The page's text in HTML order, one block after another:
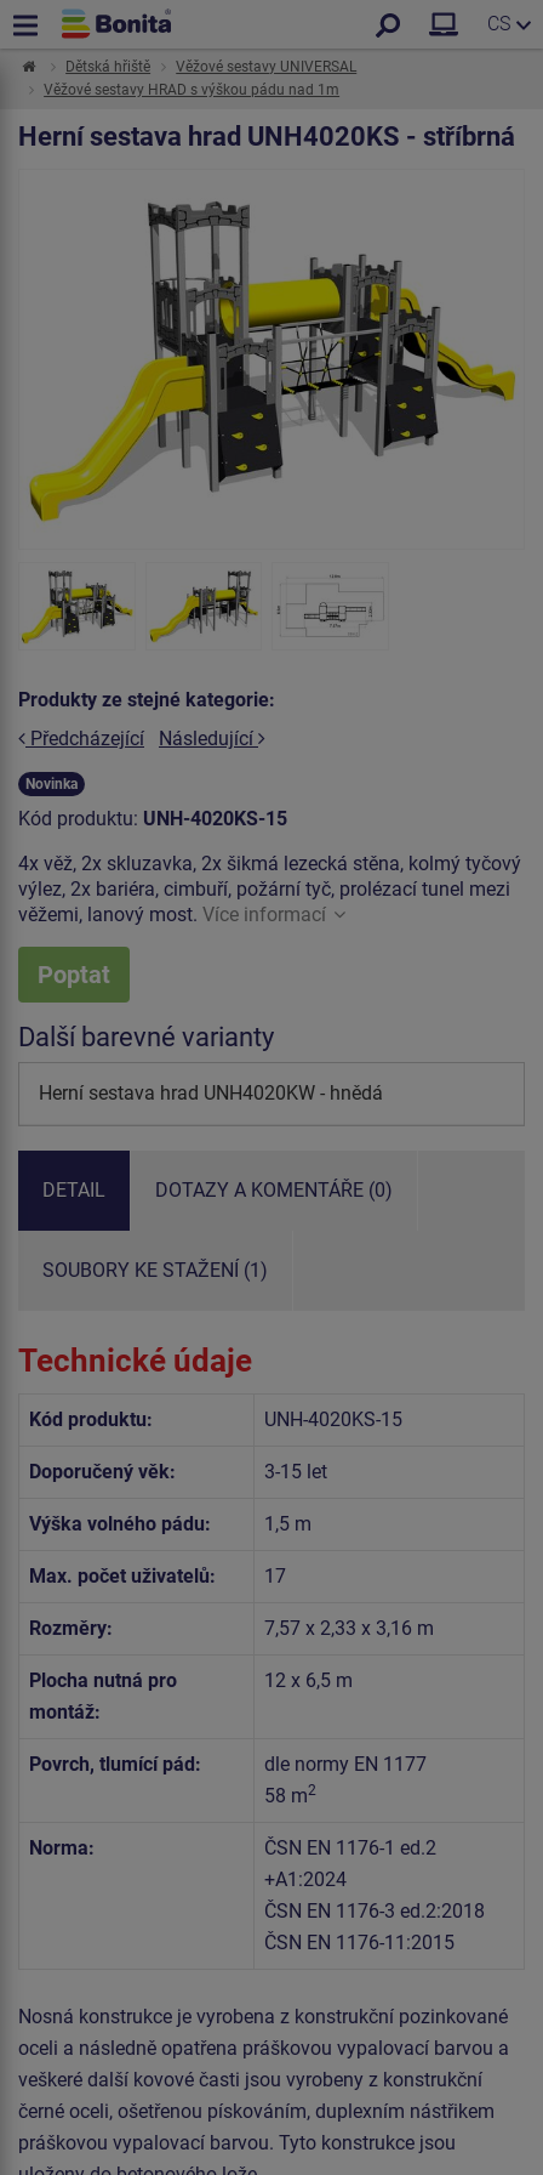
CS
Dětská hřiště
Věžové sestavy UNIVERSAL
Věžové sestavy HRAD s výškou pádu nad 1m
Herní sestava hrad UNH4020KS - stříbrná
Produkty ze stejné kategorie:
Předcházející
Následující
Novinka
Kód produktu: UNH-4020KS-15
4x věž, 2x skluzavka, 2x šikmá lezecká stěna, kolmý tyčový
výlez, 2x bariéra, cimbuří, požární tyč, prolézací tunel mezi
věžemi, lanový most. Více informací
Poptat
Další barevné varianty
Herní sestava hrad UNH4020KW - hnědá
DETAIL DOTAZY A KOMENTÁŘE (0)
SOUBORY KE STAŽENÍ (1)
Technické údaje
Kód produktu: UNH-4020KS-15
Doporučený věk: 3-15 let
Výška volného pádu: 1,5 m
Max. počet uživatelů: 17
Rozměry: 7,57 x 2,33 x 3,16 m
Plocha nutná pro
montáž:
12 x 6,5 m
Povrch, tlumící pád:
dle normy EN 1177
58 m2
Norma:
ČSN EN 1176-1 ed.2
+A1:2024
ČSN EN 1176-3 ed.2:2018
ČSN EN 1176-11:2015
Nosná konstrukce je vyrobena z konstrukční pozinkované
oceli a následně opatřena práškovou vypalovací barvou a
veškeré další kovové časti jsou vyrobeny z konstrukční
černé oceli, ošetřenou pískováním, duplexním nástřikem
práškovou vypalovací barvou. Tyto konstrukce jsou